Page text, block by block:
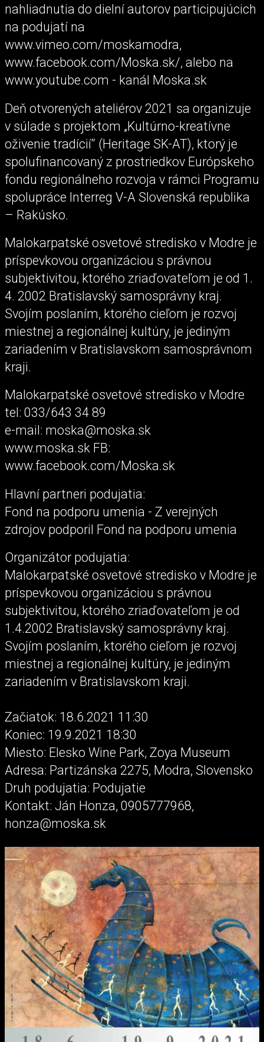
nahliadnutia do dielní autorov participujúcich
na podujatí na
www.vimeo.com/moskamodra,
www.facebook.com/Moska.sk/, alebo na
www.youtube.com - kanál Moska.sk
Deň otvorených ateliérov 2021 sa organizuje
v súlade s projektom „Kultúrno-kreatívne
oživenie tradícií“ (Heritage SK-AT), ktorý je
spolufinancovaný z prostriedkov Európskeho
fondu regionálneho rozvoja v rámci Programu
spolupráce Interreg V-A Slovenská republika
– Rakúsko.
Malokarpatské osvetové stredisko v Modre je
príspevkovou organizáciou s právnou
subjektivitou, ktorého zriaďovateľom je od 1.
4. 2002 Bratislavský samosprávny kraj.
Svojím poslaním, ktorého cieľom je rozvoj
miestnej a regionálnej kultúry, je jediným
zariadením v Bratislavskom samosprávnom
kraji.
Malokarpatské osvetové stredisko v Modre
tel: 033/643 34 89
e-mail: moska@moska.sk
www.moska.sk FB:
www.facebook.com/Moska.sk
Hlavní partneri podujatia:
Fond na podporu umenia - Z verejných
zdrojov podporil Fond na podporu umenia
Organizátor podujatia:
Malokarpatské osvetové stredisko v Modre je
príspevkovou organizáciou s právnou
subjektivitou, ktorého zriaďovateľom je od
1.4.2002 Bratislavský samosprávny kraj.
Svojím poslaním, ktorého cieľom je rozvoj
miestnej a regionálnej kultúry, je jediným
zariadením v Bratislavskom kraji.
Začiatok: 18.6.2021 11:30
Koniec: 19.9.2021 18:30
Miesto: Elesko Wine Park, Zoya Museum
Adresa: Partizánska 2275, Modra, Slovensko
Druh podujatia: Podujatie
Kontakt: Ján Honza, 0905777968,
honza@moska.sk